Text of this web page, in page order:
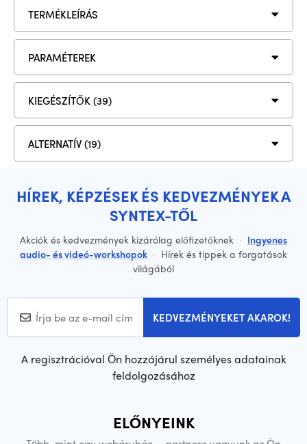
TERMÉKLEÍRÁS
PARAMÉTEREK
KIEGÉSZÍTŐK (39)
ALTERNATÍV (19)
HÍREK, KÉPZÉSEK ÉS KEDVEZMÉNYEK A
SYNTEX-TŐL
Akciók és kedvezmények kizárólag előfizetőknek · Ingyenes
audio- és videó-workshopok · Hírek és tippek a forgatások
világából
KEDVEZMÉNYEKET AKAROK!
A regisztrációval Ön hozzájárul személyes adatainak
feldolgozásához
ELŐNYEINK